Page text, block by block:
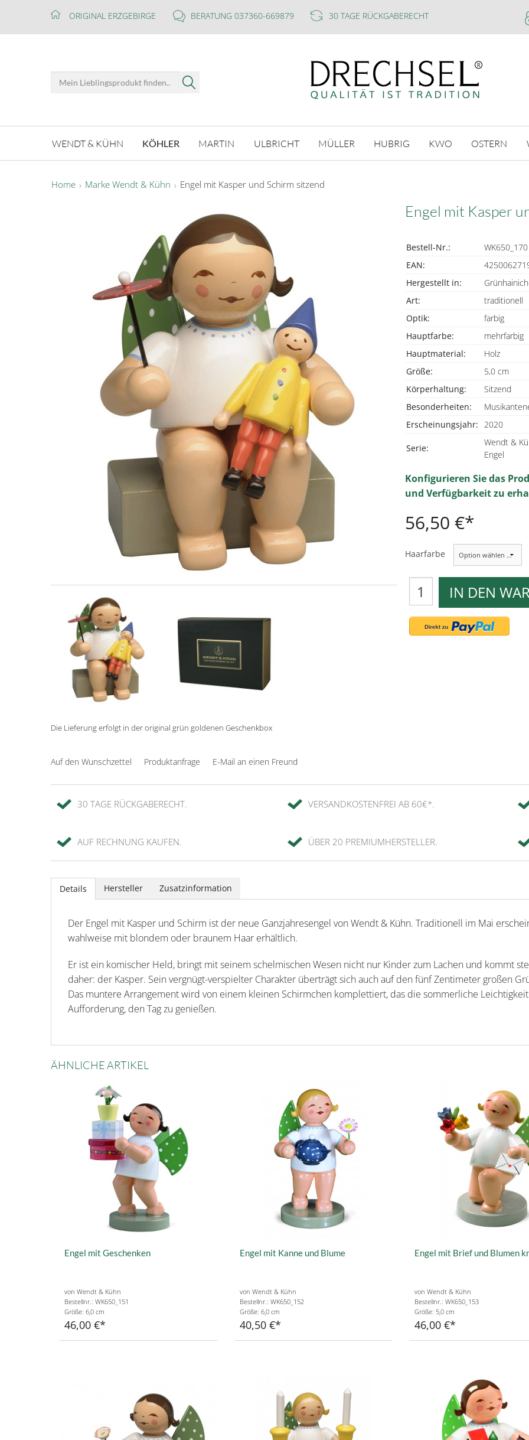
ORIGINAL ERZGEBIRGE BERATUNG 037360-669879 30 TAGE RÜCKGABERECHT
WENDT & KÜHN KÖHLER MARTIN ULBRICHT MÜLLER HUBRIG KWO OSTERN
Home Marke Wendt & Kühn Engel mit Kasper und Schirm sitzend
Die Lieferung erfolgt in der original grün goldenen Geschenkbox
Engel mit Kasper
Bestell-Nr.:
WK650_170
EAN:
Hergestellt in:
Art:
traditionell
Optik:
farbig
Hauptfarbe:
mehrfarbig
Hauptmaterial:
Holz
Größe:
5,0 cm
Körperhaltung:
Sitzend
Besonderheiten:
Erscheinungsjahr: 2020
Serie:
Wendt &
Engel
Konfigurieren Sie das
und Verfügbarkeit zu
56,50 €
Haarfarbe
IN DEN
Auf den Wunschzettel Produktanfrage E-Mail an einen Freund
30 TAGE RÜCKGABERECHT. VERSANDKOSTENFREI AB 60€*.
AUF RECHNUNG KAUFEN. ÜBER 20 PREMIUMHERSTELLER.
Details Hersteller Zusatzinformation
Der Engel mit Kasper und Schirm ist der neue Ganzjahresengel von Wendt & Kühn. Traditionell im Mai
wahlweise mit blondem oder braunem Haar erhältlich.
Er ist ein komischer Held, bringt mit seinem schelmischen Wesen nicht nur Kinder zum Lachen und kommt
daher: der Kasper. Sein vergnügt-verspielter Charakter überträgt sich auch auf den fünf Zentimeter großen
Das muntere Arrangement wird von einem kleinen Schirmchen komplettiert, das die sommerliche
Aufforderung, den Tag zu genießen.
ÄHNLICHE ARTIKEL
Engel mit Geschenken
von Wendt & Kühn
Bestellnr.: WK650_151
Größe: 6,0 cm
46,00 €
Engel mit Kanne und Blume
von Wendt & Kühn
Bestellnr.: WK650_152
Größe: 6,0 cm
40,50 €
Engel mit Brief und Blumen
von Wendt & Kühn
Bestellnr.: WK650_153
Größe: 5,0 cm
46,00 €